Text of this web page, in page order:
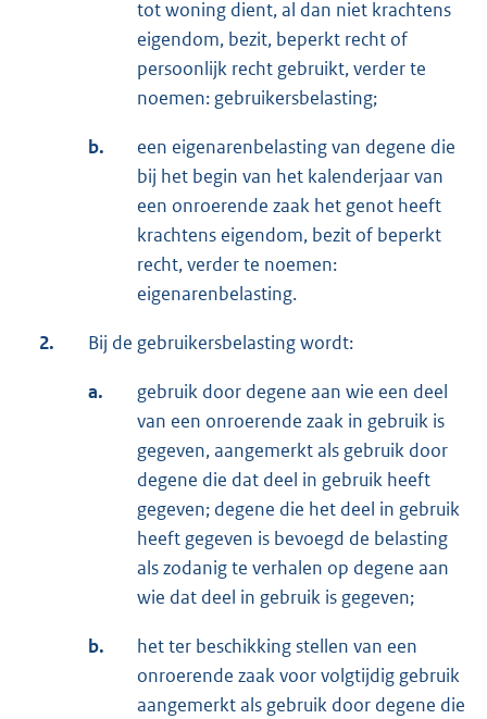
tot woning dient, al dan niet krachtens
eigendom, bezit, beperkt recht of
persoonlijk recht gebruikt, verder te
noemen: gebruikersbelasting;
b.
een eigenarenbelasting van degene die
bij het begin van het kalenderjaar van
een onroerende zaak het genot heeft
krachtens eigendom, bezit of beperkt
recht, verder te noemen:
eigenarenbelasting.
2. Bij de gebruikersbelasting wordt:
a.
gebruik door degene aan wie een deel
van een onroerende zaak in gebruik is
gegeven, aangemerkt als gebruik door
degene die dat deel in gebruik heeft
gegeven; degene die het deel in gebruik
heeft gegeven is bevoegd de belasting
als zodanig te verhalen op degene aan
wie dat deel in gebruik is gegeven;
b.
het ter beschikking stellen van een
onroerende zaak voor volgtijdig gebruik
aangemerkt als gebruik door degene die